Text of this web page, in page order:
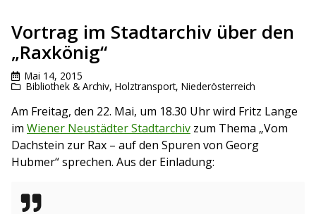
Vortrag im Stadtarchiv über den
„Raxkönig“
Mai 14, 2015
Bibliothek & Archiv, Holztransport, Niederösterreich
Am Freitag, den 22. Mai, um 18.30 Uhr wird Fritz Lange
im Wiener Neustädter Stadtarchiv zum Thema „Vom
Dachstein zur Rax – auf den Spuren von Georg
Hubmer“ sprechen. Aus der Einladung: